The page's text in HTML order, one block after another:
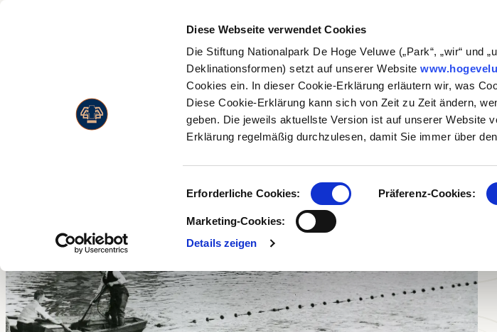
Diese Webseite verwendet Cookies
Die Stiftung Nationalpark De Hoge Veluwe („Park“, „wir“ und
Deklinationsformen) setzt auf unserer Website
Cookies ein. In dieser Cookie-Erklärung erläutern wir, was
Diese Cookie-Erklärung kann sich von Zeit zu Zeit ändern,
geben. Die jeweils aktuellste Version ist auf unserer Website
Erklärung regelmäßig durchzulesen, damit Sie immer über
Erforderliche Cookies: Präferenz-Cookies:
Marketing-Cookies:
Details zeigen
Eintrittspreise
Öffnungszeiten
Route & Adresse
Behinderung
Wanderung
Radfahren
Reiten
Museonder
Essen und Trinken
Park Pavilion
Flora (auf
Niederländisch)
Fauna (auf
Niederländisch)
Niederländisch)
Live Wildkamera
Kunst
Kröller-
Arbeiten